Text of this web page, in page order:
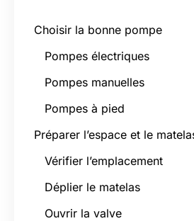
Choisir la bonne pompe
Pompes électriques
Pompes manuelles
Pompes à pied
Préparer l’espace et le
Vérifier l’emplacement
Déplier le matelas
Ouvrir la valve